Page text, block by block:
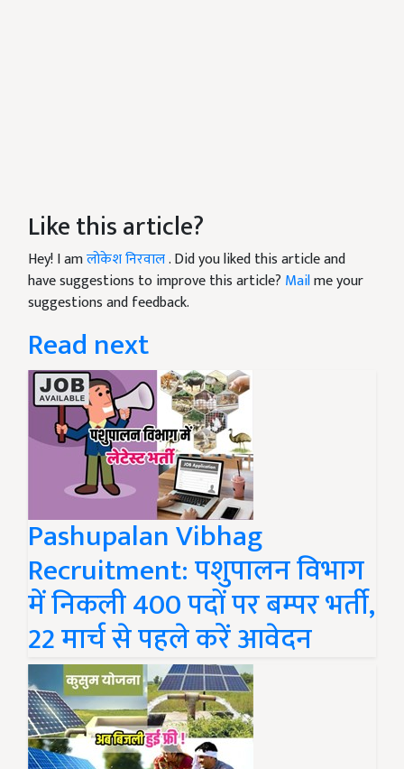
Like this article?
Hey! I amलोकेश निरवाल. Did you liked this article and
have suggestions to improve this article? Mailme your
suggestions and feedback.
Read next
Pashupalan Vibhag
Recruitment: पशुपालन विभाग
में निकली 400 पदों पर बम्पर भर्ती,
22 मार्च से पहले करें आवेदन